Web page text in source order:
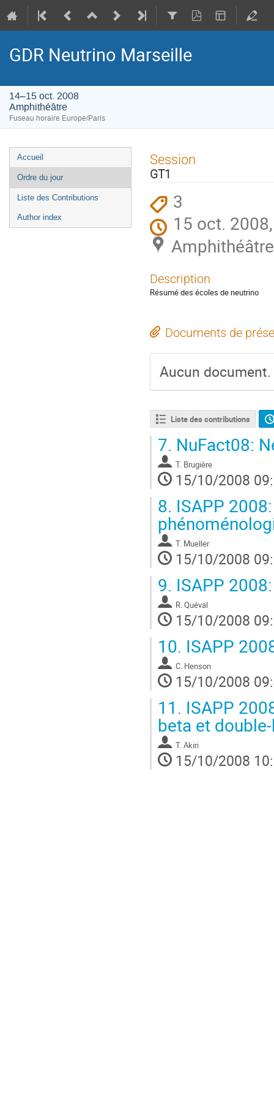
GDR Neutrino Marseille
14–15 oct. 2008
Amphithéâtre
Fuseau horaire Europe/Paris
Menu
de
l'événement
Accueil
Ordre du jour
Liste des Contributions
Author index
Session
GT1
3
15 oct.
Amphithéâtre
Description
Résumé des écoles de neutrino
Documents de
Aucun document.
Liste des contributions
7. NuFact08:
T. Brugière
15/10/2008
8. ISAPP
T. Mueller
15/10/2008
9. ISAPP
R. Quéval
15/10/2008
10. ISAPP
C. Henson
15/10/2008
11. ISAPP
beta et
T. Akiri
15/10/2008